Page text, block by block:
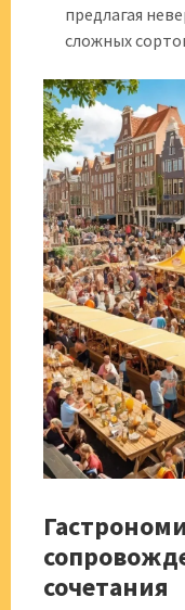
предлагая
сложных
сочетания